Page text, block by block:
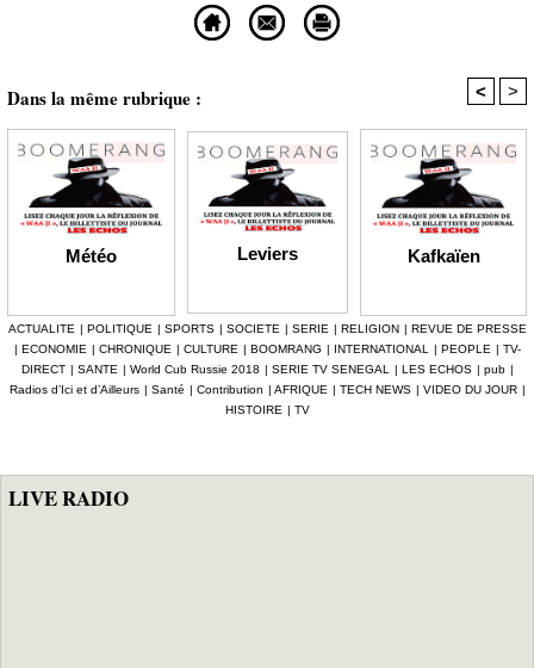
Dans la même rubrique : < >
Météo Leviers Kafkaïen
ACTUALITE | POLITIQUE | SPORTS | SOCIETE | SERIE | RELIGION | REVUE DE PRESSE
| ECONOMIE | CHRONIQUE | CULTURE | BOOMRANG | INTERNATIONAL | PEOPLE | TV-
DIRECT | SANTE | World Cub Russie 2018 | SERIE TV SENEGAL | LES ECHOS | pub |
Radios d’Ici et d’Ailleurs | Santé | Contribution | AFRIQUE | TECH NEWS | VIDEO DU JOUR |
HISTOIRE | TV
LIVE RADIO